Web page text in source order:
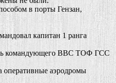
в порты Гензан,
капитан 1 ранга
командующего ВВС ТОФ ГСС
аэродромы